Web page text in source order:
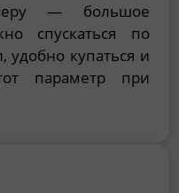
— большое
спускаться по
купаться и
параметр при